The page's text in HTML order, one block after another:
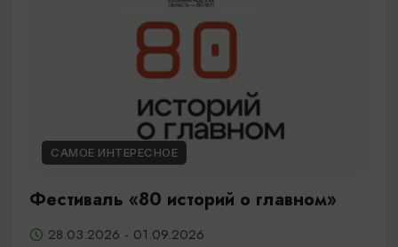
САМОЕ ИНТЕРЕСНОЕ
Фестиваль «80 историй о главном»
28.03.2026 - 01.09.2026